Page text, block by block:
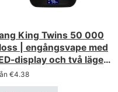
King Twins 50 000
| engångsvape med
display och två lägen
€4.38